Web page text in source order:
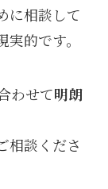
に相談して
的です。
わせて明朗
相談くださ